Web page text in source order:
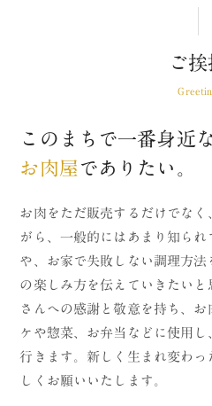
ご挨
このまちで一番身近な
お肉屋 でありたい。
お肉をただ販売するだけでな
がら、一般的にはあまり知ら
や、お家で失敗しない調理方
の楽しみ方を伝えていきたい
さんへの感謝と敬意を持ち、
ケや惣菜、お弁当などに使用
行きます。新しく生まれ変わ
しくお願いいたします。